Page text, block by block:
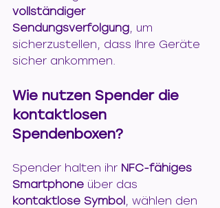
vollständiger
Sendungsverfolgung , um
sicherzustellen, dass Ihre Geräte
sicher ankommen.
Wie nutzen Spender die
kontaktlosen
Spendenboxen?
Spender halten ihr NFC-fähiges
Smartphone über das
kontaktlose Symbol , wählen den